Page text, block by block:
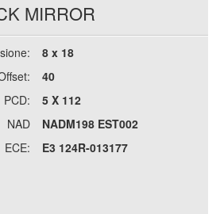
MIRROR
8 x 18
40
PCD:
5 X 112
NAD
NADM198 EST002
ECE:
E3 124R-013177